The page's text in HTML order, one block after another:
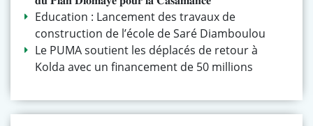
Education : Lancement des travaux de
construction de l’école de Saré Diamboulou
Le PUMA soutient les déplacés de retour à
Kolda avec un financement de 50 millions